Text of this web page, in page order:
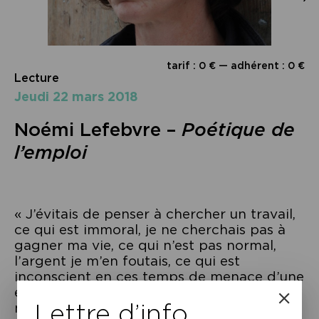
tarif : 0 € — adhérent : 0 €
Lecture
jeudi 22 mars 2018
Noémi Lefebvre – Poétique de
l’emploi
« J’évitais de penser à chercher un travail,
ce qui est immoral, je ne cherchais pas à
gagner ma vie, ce qui n’est pas normal,
l’argent je m’en foutais, ce qui est
inconscient en ces temps de menace d’une
extrême gravité, mais je vivais quand-
même, ce qui est dégueulasse, sur les